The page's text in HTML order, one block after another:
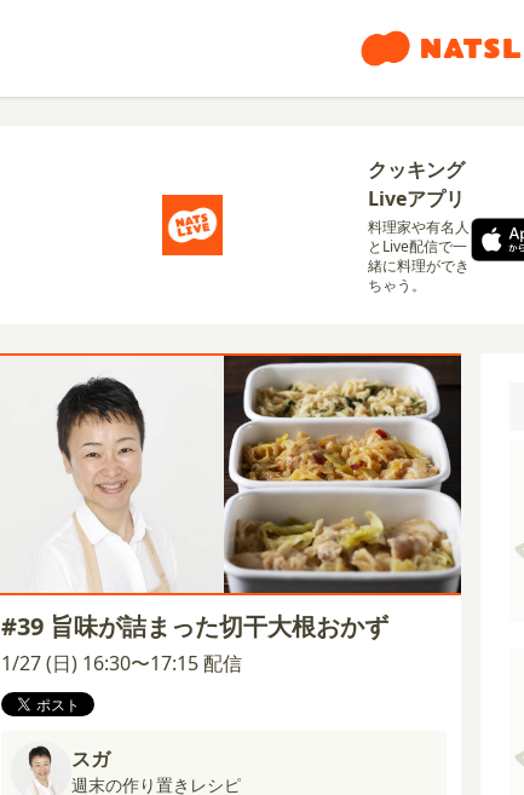
クッキング
Liveアプリ
料理家や有名人
とLive配信で一
緒に料理ができ
ちゃう。
#39 旨味が詰まった切干大根おかず
1/27 (日) 16:30〜17:15 配信
スガ
週末の作り置きレシピ